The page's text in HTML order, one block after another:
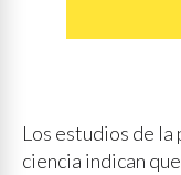
Los estudios de
ciencia indican